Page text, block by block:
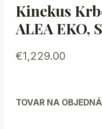
Kinekus
ALEA EKO,
€1,229.00
TOVAR NA